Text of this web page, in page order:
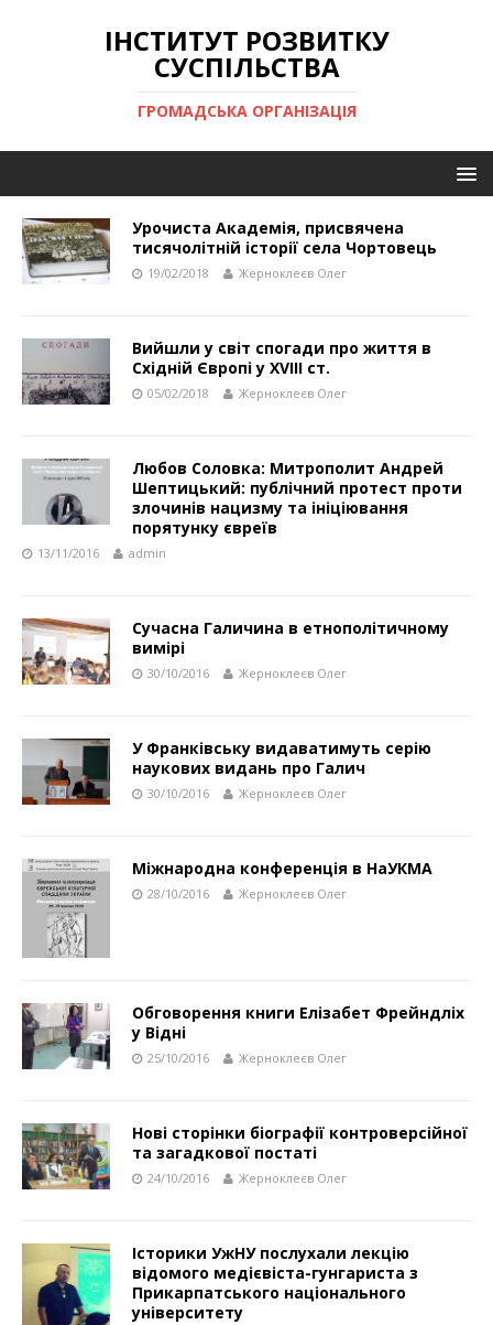
ІНСТИТУТ РОЗВИТКУ
СУСПІЛЬСТВА
ГРОМАДСЬКА ОРГАНІЗАЦІЯ
Урочиста Академія, присвячена
тисячолітній історії села Чортовець
19/02/2018 Жерноклеєв Олег
Вийшли у світ спогади про життя в
Східній Європі у ХVІІІ ст.
05/02/2018 Жерноклеєв Олег
Любов Соловка: Митрополит Андрей
Шептицький: публічний протест проти
злочинів нацизму та ініціювання
порятунку євреїв
13/11/2016 admin
Сучасна Галичина в етнополітичному
вимірі
30/10/2016 Жерноклеєв Олег
У Франківську видаватимуть серію
наукових видань про Галич
30/10/2016 Жерноклеєв Олег
Міжнародна конференція в НаУКМА
28/10/2016 Жерноклеєв Олег
Обговорення книги Елізабет Фрейндліх
у Відні
25/10/2016 Жерноклеєв Олег
Нові сторінки біографії контроверсійної
та загадкової постаті
24/10/2016 Жерноклеєв Олег
Історики УжНУ послухали лекцію
відомого медієвіста-гунгариста з
Прикарпатського національного
університету